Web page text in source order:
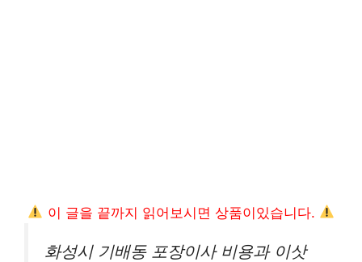
이 글을 끝까지 읽어보시면 상품이있습니다.
화성시 기배동 포장이사 비용과 이삿